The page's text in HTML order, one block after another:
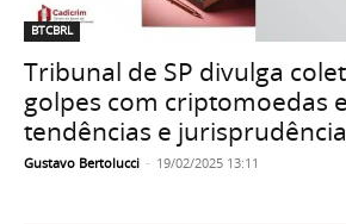
BTCBRL
Tribunal de SP divulga
golpes com criptomoedas
tendências e
Gustavo Bertolucci - 19/02/2025 13:11